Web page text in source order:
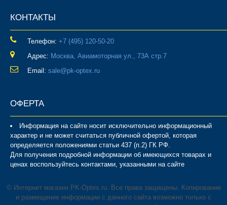
КОНТАКТЫ
Телефон: ‎+7 (495) 120-50-20
Адрес: Москва, Авиамоторная ул., 73А стр.7
Email: sale@pk-optex.ru
ОФЕРТА
Информация на сайте носит исключительно информационный
характер и не может считаться публичной офертой, которая
определяется положениями статьи 437 (п.2) ГК РФ.
Для получения подробной информации об имеющихся товарах и
ценах воспользуйтесь контактами, указанными на сайте
© Интернет магазин PK-Optex.ru. Все права защищены. Копирование
и размещение информации с данного сайта возможно только с